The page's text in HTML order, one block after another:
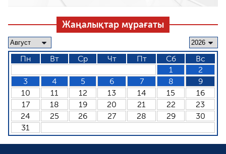
Жаңалықтар мұрағаты
Пн Вт Ср Чт Пт Сб
Вс
1
2
3
4 5 6 7 8
9
10
11 12 13 14 15
16
17
18 19 20 21 22
23
24
25 26 27 28 29
30
31